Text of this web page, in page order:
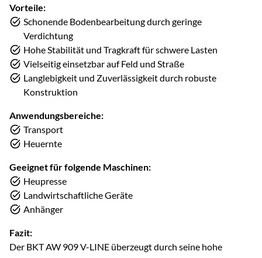
Vorteile:
Schonende Bodenbearbeitung durch geringe
Verdichtung
Hohe Stabilität und Tragkraft für schwere Lasten
Vielseitig einsetzbar auf Feld und Straße
Langlebigkeit und Zuverlässigkeit durch robuste
Konstruktion
Anwendungsbereiche:
Transport
Heuernte
Geeignet für folgende Maschinen:
Heupresse
Landwirtschaftliche Geräte
Anhänger
Fazit:
Der BKT AW 909 V-LINE überzeugt durch seine hohe